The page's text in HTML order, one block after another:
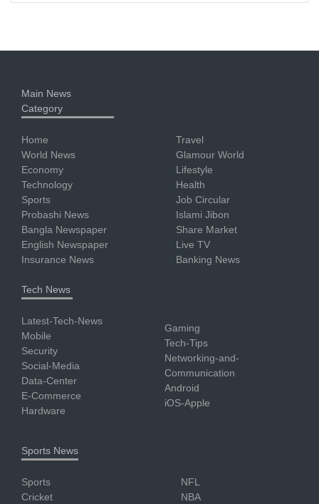
Main News
Category
Home
World News
Economy
Technology
Sports
Probashi News
Bangla Newspaper
English Newspaper
Insurance News
Travel
Glamour World
Lifestyle
Health
Job Circular
Islami Jibon
Share Market
Live TV
Banking News
Tech News
Latest-Tech-News
Mobile
Security
Social-Media
Data-Center
E-Commerce
Hardware
Gaming
Tech-Tips
Networking-and-
Communication
Android
iOS-Apple
Sports News
Sports
Cricket
NFL
NBA